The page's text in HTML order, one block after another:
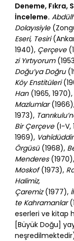
Deneme, Fıkra,
İnceleme.
Dolayısiyle
Eseri, Tesiri
1940), Çerçeve
zi Yırtıyorum
Doğu’ya Doğru
Köy Enstitüleri
Han(1965, 1970),
Mazlumlar
1973),
Bir Çerçeve(I-V,
1969),
Örgüsü(1968),
Menderes(1970),
Moskof(1973),
Halimiz,
Çaremiz(1977),
te Kahramanlar
eserleri ve kitap
[Büyük Doğu]